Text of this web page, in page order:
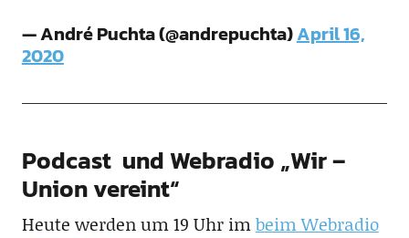
— André Puchta (@andrepuchta)April 16,
2020
Podcast und Webradio „Wir –
Union vereint“
Heute werden um 19 Uhr imbeim Webradio